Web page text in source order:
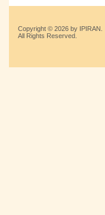
Copyright © 2026 by IPIRAN.
All Rights Reserved.